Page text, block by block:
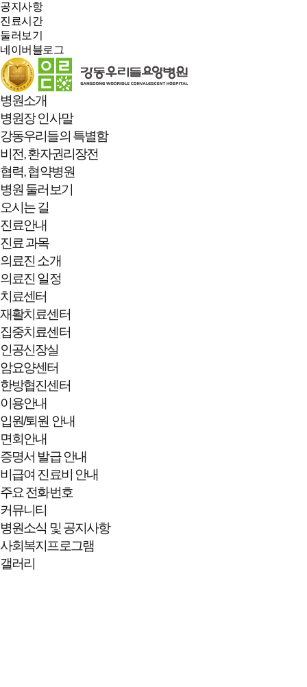
공지사항
진료시간
둘러보기
네이버블로그
병원소개
병원장 인사말
강동우리들의 특별함
비전, 환자권리장전
협력, 협약병원
병원 둘러보기
오시는 길
진료안내
진료 과목
의료진 소개
의료진 일정
치료센터
재활치료센터
집중치료센터
인공신장실
암요양센터
한방협진센터
이용안내
입원/퇴원 안내
면회안내
증명서 발급 안내
비급여 진료비 안내
주요 전화번호
커뮤니티
병원소식 및 공지사항
사회복지프로그램
갤러리